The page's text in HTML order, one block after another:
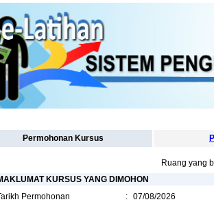
Permohonan Kursus
Ruang yang
KURSUS YANG DIMOHON
Permohonan
:
07/08/2026